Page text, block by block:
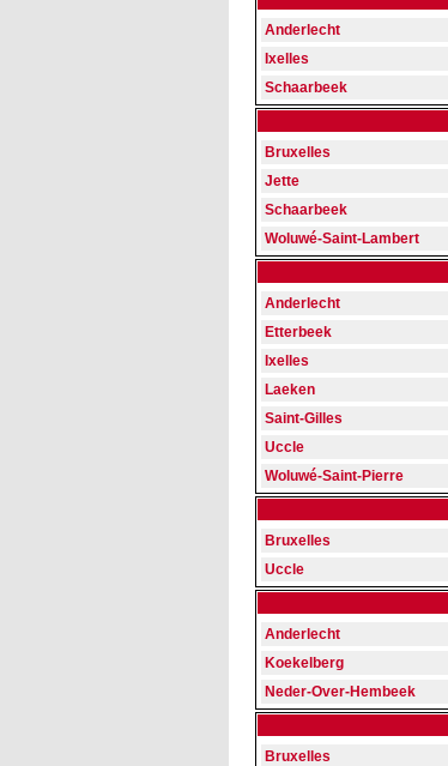
Anderlecht
Ixelles
Schaarbeek
Bruxelles
Jette
Schaarbeek
Woluwé-Saint-Lambert
Anderlecht
Etterbeek
Ixelles
Laeken
Saint-Gilles
Uccle
Woluwé-Saint-Pierre
Bruxelles
Uccle
Anderlecht
Koekelberg
Neder-Over-Hembeek
Bruxelles